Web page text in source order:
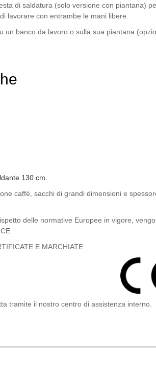
di saldatura (solo versione con piantana)
lavorare con entrambe le mani libere.
un banco da lavoro o sulla sua piantana
130 cm.
caffè, sacchi di grandi dimensioni e
delle normative Europee in vigore,
E MARCHIATE
tramite il nostro centro di assistenza interno.